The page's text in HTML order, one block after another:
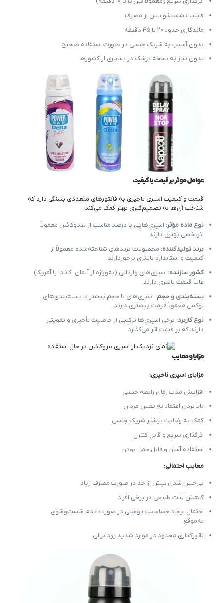
قابلیت شستشو پس از مصرف
ماندگاری حدود ۲۰ تا ۴۵ دقیقه
بدون آسیب به شریک جنسی در صورت استفاده صحیح
بدون نیاز به نسخه پزشک در بسیاری از کشورها
عوامل موثر بر قیمت یا کیفیت
قیمت و کیفیت اسپری تاخیری به فاکتورهای متعددی بستگی دارد که
شناخت آن‌ها به تصمیم‌گیری بهتر کمک می‌کند:
نوع ماده مؤثر: اسپری‌هایی با درصد مناسب از لیدوکائین معمولاً
اثربخشی بهتری دارند.
برند تولیدکننده: محصولات برندهای شناخته‌شده معمولاً از
کیفیت و استاندارد بالاتری برخوردارند.
کشور سازنده: اسپری‌های وارداتی (به‌ویژه از آلمان، کانادا یا آمریکا)
غالباً قیمت بالاتری دارند.
بسته‌بندی و حجم: اسپری‌های با حجم بیشتر یا بسته‌بندی‌های
لوکس معمولاً قیمت بیشتری دارند.
نوع کاربرد: برخی اسپری‌ها ترکیبی از خاصیت تأخیری و تقویتی
دارند که بر قیمت اثر می‌گذارد.
مزایا و معایب
مزایای اسپری تاخیری:
افزایش مدت زمان رابطه جنسی
بالا بردن اعتماد به نفس مردان
کمک به رضایت بیشتر شریک جنسی
اثرگذاری سریع و قابل کنترل
استفاده آسان و قابل حمل بودن
معایب احتمالی:
بی‌حس شدن بیش از حد در صورت مصرف زیاد
کاهش لذت طبیعی در برخی افراد
احتمال ایجاد حساسیت پوستی در صورت عدم شست‌وشوی
به‌موقع
تاثیرگذاری محدود در موارد شدید زودانزالی